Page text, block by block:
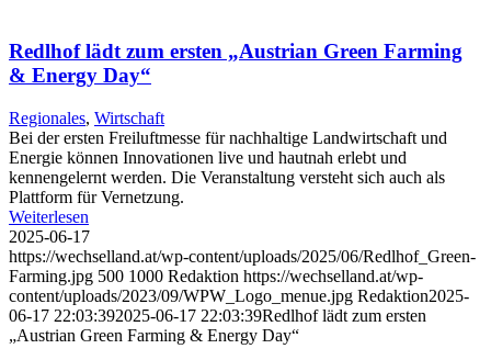
Redlhof lädt zum ersten „Austrian Green Farming
& Energy Day“
Regionales, Wirtschaft
Bei der ersten Freiluftmesse für nachhaltige Landwirtschaft und
Energie können Innovationen live und hautnah erlebt und
kennengelernt werden. Die Veranstaltung versteht sich auch als
Plattform für Vernetzung.
Weiterlesen
2025-06-17
https://wechselland.at/wp-content/uploads/2025/06/Redlhof_Green-
Farming.jpg 500 1000 Redaktion https://wechselland.at/wp-
content/uploads/2023/09/WPW_Logo_menue.jpg Redaktion2025-
06-17 22:03:392025-06-17 22:03:39Redlhof lädt zum ersten
„Austrian Green Farming & Energy Day“